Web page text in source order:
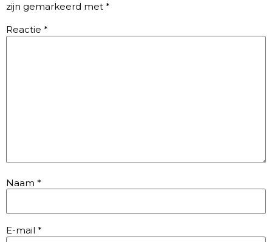
zijn gemarkeerd met *
Reactie *
Naam *
E-mail *